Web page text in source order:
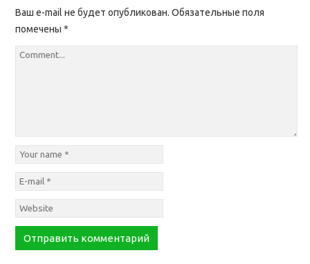
Ваш e-mail не будет опубликован. Обязательные поля
помечены*